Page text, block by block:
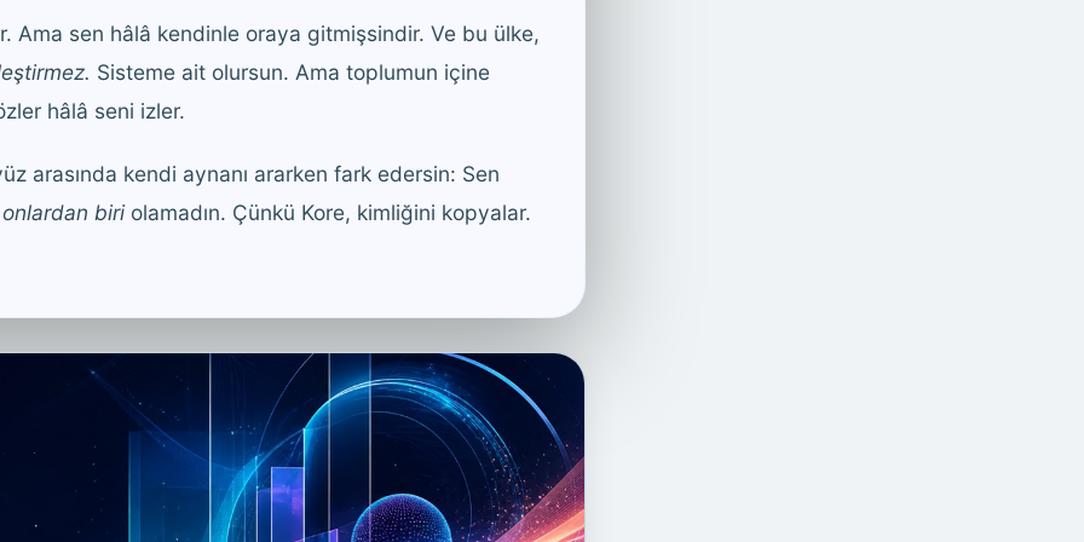
Ama sen hâlâ kendinle oraya gitmişsindir. Ve bu ülke,
Sisteme ait olursun. Ama toplumun içine
hâlâ seni izler.
arasında kendi aynanı ararken fark edersin: Sen
onlardan biri olamadın. Çünkü Kore, kimliğini kopyalar.